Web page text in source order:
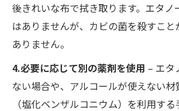
後きれいな布で拭き取ります。エタノ
はありませんが、カビの菌を殺すこ
ありません。
4.必要に応じて別の薬剤を使用 – エタ
ない場合や、アルコールが使えない
（塩化ベンザルコニウム）を利用す